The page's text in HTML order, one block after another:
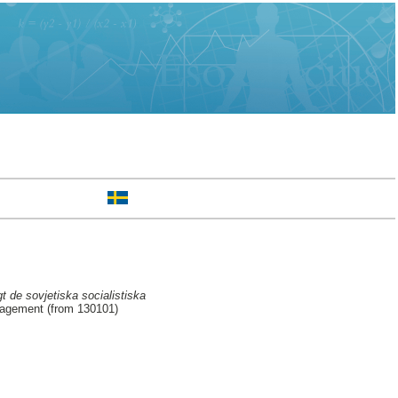
de sovjetiska socialistiska
(from 130101)